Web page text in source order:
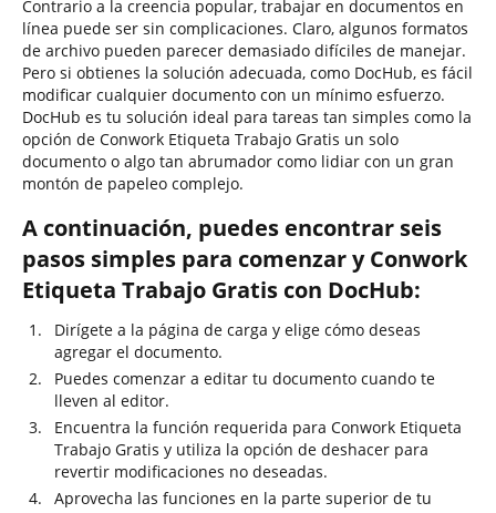
Contrario a la creencia popular, trabajar en documentos en
línea puede ser sin complicaciones. Claro, algunos formatos
de archivo pueden parecer demasiado difíciles de manejar.
Pero si obtienes la solución adecuada, como DocHub, es fácil
modificar cualquier documento con un mínimo esfuerzo.
DocHub es tu solución ideal para tareas tan simples como la
opción de Conwork Etiqueta Trabajo Gratis un solo
documento o algo tan abrumador como lidiar con un gran
montón de papeleo complejo.
A continuación, puedes encontrar seis
pasos simples para comenzar y Conwork
Etiqueta Trabajo Gratis con DocHub:
Dirígete a la página de carga y elige cómo deseas
agregar el documento.
Puedes comenzar a editar tu documento cuando te
lleven al editor.
Encuentra la función requerida para Conwork Etiqueta
Trabajo Gratis y utiliza la opción de deshacer para
revertir modificaciones no deseadas.
Aprovecha las funciones en la parte superior de tu